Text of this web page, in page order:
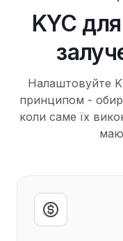
KYC
Налаштовуйте
принципом -
коли саме їх